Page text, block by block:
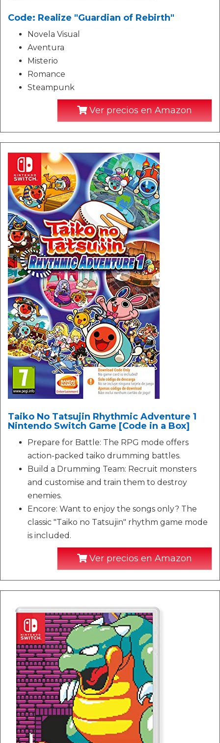
Code: Realize "Guardian of Rebirth"
Novela Visual
Aventura
Misterio
Romance
Steampunk
Ver precios en Amazon
Taiko No Tatsujin Rhythmic Adventure 1
Nintendo Switch Game [Code in a Box]
Prepare for Battle: The RPG mode offers
action-packed taiko drumming battles.
Build a Drumming Team: Recruit monsters
and customise and train them to destroy
enemies.
Encore: Want to enjoy the songs only? The
classic "Taiko no Tatsujin" rhythm game mode
is included.
Ver precios en Amazon